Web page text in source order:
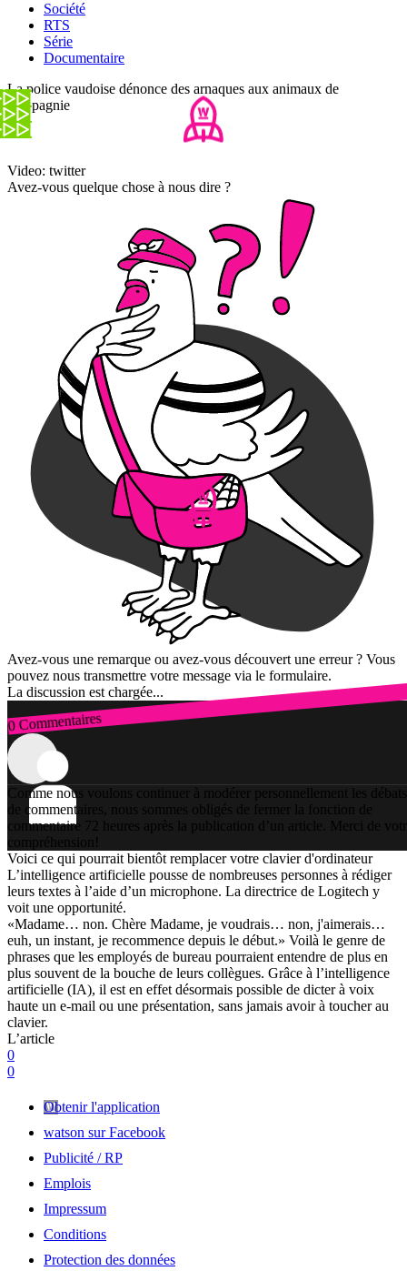
Société
RTS
Série
Documentaire
La police vaudoise dénonce des arnaques aux animaux de
compagnie
Video: twitter
Avez-vous quelque chose à nous dire ?
Avez-vous une remarque ou avez-vous découvert une erreur ? Vous
pouvez nous transmettre votre message via le formulaire.
La discussion est chargée...
0 Commentaires
Connexion
Comme nous voulons continuer à modérer personnellement les débats
de commentaires, nous sommes obligés de fermer la fonction de
commentaire 72 heures après la publication d’un article. Merci de
compréhension!
Voici ce qui pourrait bientôt remplacer votre clavier d'ordinateur
L’intelligence artificielle pousse de nombreuses personnes à rédiger
leurs textes à l’aide d’un microphone. La directrice de Logitech y
voit une opportunité.
«Madame… non. Chère Madame, je voudrais… non, j'aimerais…
euh, un instant, je recommence depuis le début.» Voilà le genre de
phrases que les employés de bureau pourraient entendre de plus en
plus souvent de la bouche de leurs collègues. Grâce à l’intelligence
artificielle (IA), il est en effet désormais possible de dicter à voix
haute un e-mail ou une présentation, sans jamais avoir à toucher au
clavier.
L’article
0
0
Obtenir l'application
watson sur Facebook
Publicité / RP
Emplois
Impressum
Conditions
Protection des données